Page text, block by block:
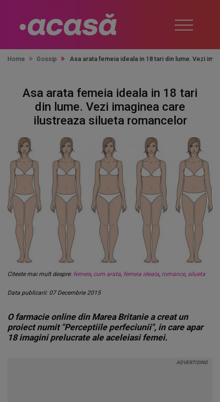
Home Gossip Asa arata femeia ideala in 18 tari din lume. Vezi
Asa arata femeia ideala in 18 tari
din lume. Vezi imaginea care
ilustreaza silueta romancelor
Citeste mai mult despre: femeie, cum arata, femeia ideala, romance, silueta
Data publicarii: 07 Decembrie 2015
O farmacie online din Marea Britanie a creat un
proiect numit "Perceptiile perfeciunii", in care apar
18 imagini prelucrate ale aceleiasi femei.